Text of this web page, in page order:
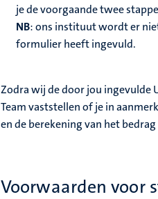
je de voorgaande twee
NB: ons instituut wordt er
formulier heeft ingevuld.
Zodra wij de door jou ingevulde
Team vaststellen of je in
en de berekening van het
Voorwaarden voor